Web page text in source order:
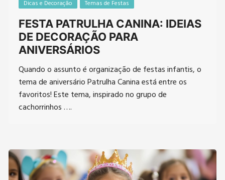
Dicas e Decoração Temas de Festas
FESTA PATRULHA CANINA: IDEIAS
DE DECORAÇÃO PARA
ANIVERSÁRIOS
Quando o assunto é organização de festas infantis, o
tema de aniversário Patrulha Canina está entre os
favoritos! Este tema, inspirado no grupo de
cachorrinhos ….